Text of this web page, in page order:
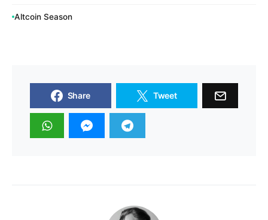
Altcoin Season
Share Tweet